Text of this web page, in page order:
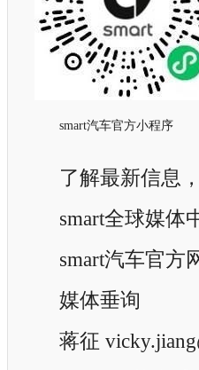
smart汽车官方小程序
了解最新信息
smart全球媒体
smart汽车官方
媒体垂询
蒋征